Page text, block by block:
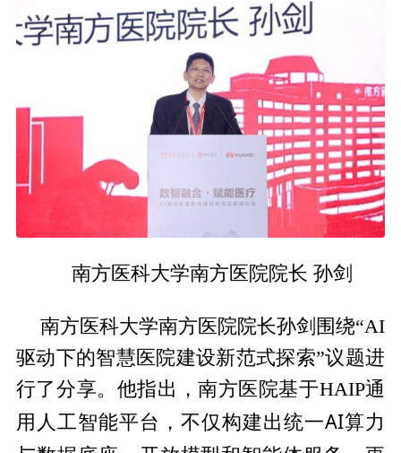
南方医科大学南方医院院长 孙剑
南方医科大学南方医院院长孙剑围绕“AI
驱动下的智慧医院建设新范式探索”议题进
行了分享。他指出，南方医院基于HAIP通
用人工智能平台，不仅构建出统一AI算力